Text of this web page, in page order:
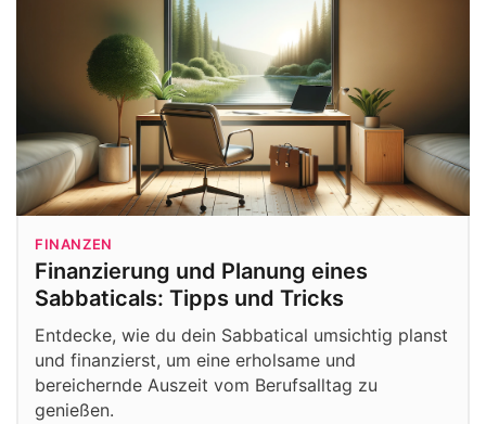
FINANZEN
Finanzierung und Planung eines
Sabbaticals: Tipps und Tricks
Entdecke, wie du dein Sabbatical umsichtig planst
und finanzierst, um eine erholsame und
bereichernde Auszeit vom Berufsalltag zu
genießen.